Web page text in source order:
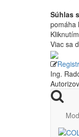
Súhlas
pomáha
Viac sa
Ing.